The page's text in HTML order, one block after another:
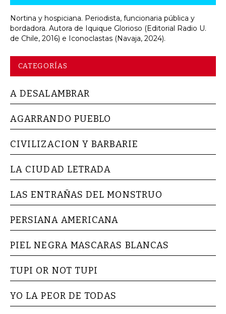
Nortina y hospiciana. Periodista, funcionaria pública y
bordadora. Autora de Iquique Glorioso (Editorial Radio U.
de Chile, 2016) e Iconoclastas (Navaja, 2024).
CATEGORÍAS
A DESALAMBRAR
AGARRANDO PUEBLO
CIVILIZACION Y BARBARIE
LA CIUDAD LETRADA
LAS ENTRAÑAS DEL MONSTRUO
PERSIANA AMERICANA
PIEL NEGRA MASCARAS BLANCAS
TUPI OR NOT TUPI
YO LA PEOR DE TODAS